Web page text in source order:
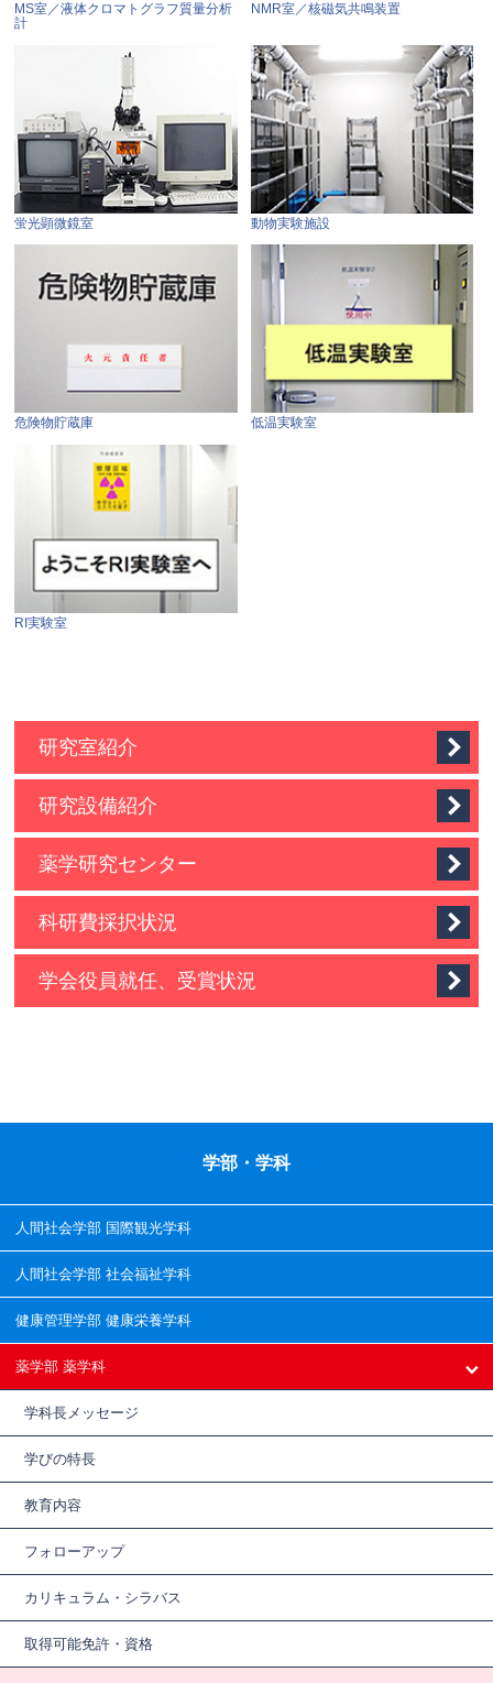
MS室／液体クロマトグラフ質量分析
計
NMR室／核磁気共鳴装置
蛍光顕微鏡室 動物実験施設
危険物貯蔵庫 低温実験室
RI実験室
研究室紹介
研究設備紹介
薬学研究センター
科研費採択状況
学会役員就任、受賞状況
学部・学科
人間社会学部 国際観光学科
人間社会学部 社会福祉学科
健康管理学部 健康栄養学科
薬学部 薬学科
学科長メッセージ
学びの特長
教育内容
フォローアップ
カリキュラム・シラバス
取得可能免許・資格